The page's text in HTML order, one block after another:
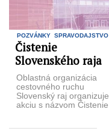
POZVÁNKY SPRAVODAJSTVO
Čistenie
Slovenského raja
Oblastná organizácia
cestovného ruchu
Slovenský raj organizuje
akciu s názvom Čistenie